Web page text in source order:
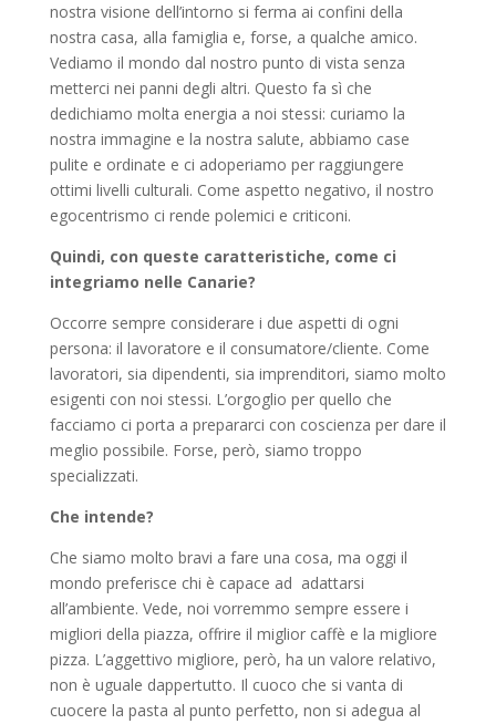
nostra visione dell’intorno si ferma ai confini della
nostra casa, alla famiglia e, forse, a qualche amico.
Vediamo il mondo dal nostro punto di vista senza
metterci nei panni degli altri. Questo fa sì che
dedichiamo molta energia a noi stessi: curiamo la
nostra immagine e la nostra salute, abbiamo case
pulite e ordinate e ci adoperiamo per raggiungere
ottimi livelli culturali. Come aspetto negativo, il nostro
egocentrismo ci rende polemici e criticoni.
Quindi, con queste caratteristiche, come ci
integriamo nelle Canarie?
Occorre sempre considerare i due aspetti di ogni
persona: il lavoratore e il consumatore/cliente. Come
lavoratori, sia dipendenti, sia imprenditori, siamo molto
esigenti con noi stessi. L’orgoglio per quello che
facciamo ci porta a prepararci con coscienza per dare il
meglio possibile. Forse, però, siamo troppo
specializzati.
Che intende?
Che siamo molto bravi a fare una cosa, ma oggi il
mondo preferisce chi è capace ad adattarsi
all’ambiente. Vede, noi vorremmo sempre essere i
migliori della piazza, offrire il miglior caffè e la migliore
pizza. L’aggettivo migliore, però, ha un valore relativo,
non è uguale dappertutto. Il cuoco che si vanta di
cuocere la pasta al punto perfetto, non si adegua al